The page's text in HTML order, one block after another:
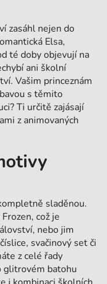
zasáhl nejen do
Elsa,
té doby objevují na
ani školní
Vašim princeznám
s těmito
Ti určitě zajásají
z animovaných
sladěnou.
což je
nebo jim
svačinový set či
z celé řady
glitrovém batohu